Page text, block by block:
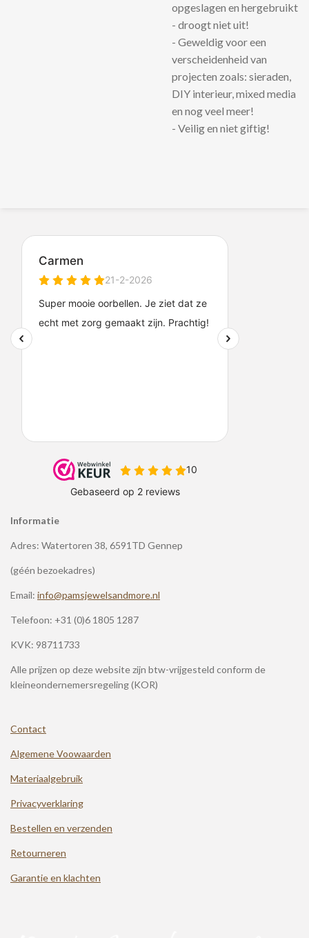
opgeslagen en hergebruikt
- droogt niet uit!
- Geweldig voor een
verscheidenheid van
projecten zoals: sieraden,
DIY interieur, mixed media
en nog veel meer!
- Veilig en niet giftig!
Informatie
Adres: Watertoren 38, 6591TD Gennep
(géén bezoekadres)
Email: info@pamsjewelsandmore.nl
Telefoon: +31 (0)6 1805 1287
KVK: 98711733
Alle prijzen op deze website zijn btw-vrijgesteld conform de
kleineondernemersregeling (KOR)
Contact
Algemene Voowaarden
Materiaalgebruik
Privacyverklaring
Bestellen en verzenden
Retourneren
Garantie en klachten